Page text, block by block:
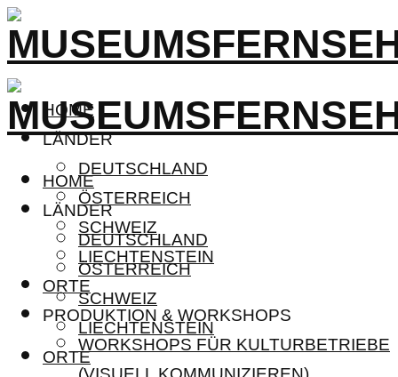
HOME
LÄNDER
DEUTSCHLAND
ÖSTERREICH
SCHWEIZ
LIECHTENSTEIN
ORTE
PRODUKTION & WORKSHOPS
WORKSHOPS FÜR KULTURBETRIEBE
HOME
LÄNDER
DEUTSCHLAND
ÖSTERREICH
SCHWEIZ
LIECHTENSTEIN
ORTE